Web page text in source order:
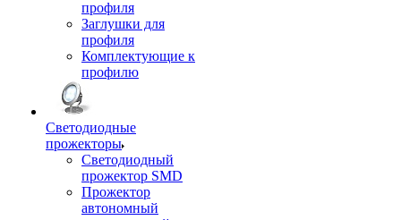
профиля
Заглушки для
профиля
Комплектующие к
профилю
Светодиодные
прожекторы
Светодиодный
прожектор SMD
Прожектор
автономный